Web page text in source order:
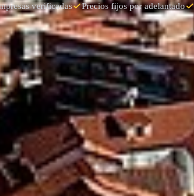
verificadas Precios fijos por adelantado